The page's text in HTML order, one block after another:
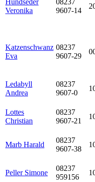
Hundseder
Veronika
08237
9607-14
Katzenschwanz
Eva
08237
9607-29
Ledabyll
Andrea
08237
9607-0
Lottes
Christian
08237
9607-21
Marb Harald
08237
9607-38
Peller Simone
08237
959156